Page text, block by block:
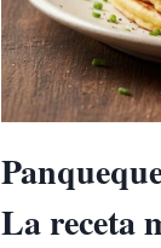
La receta